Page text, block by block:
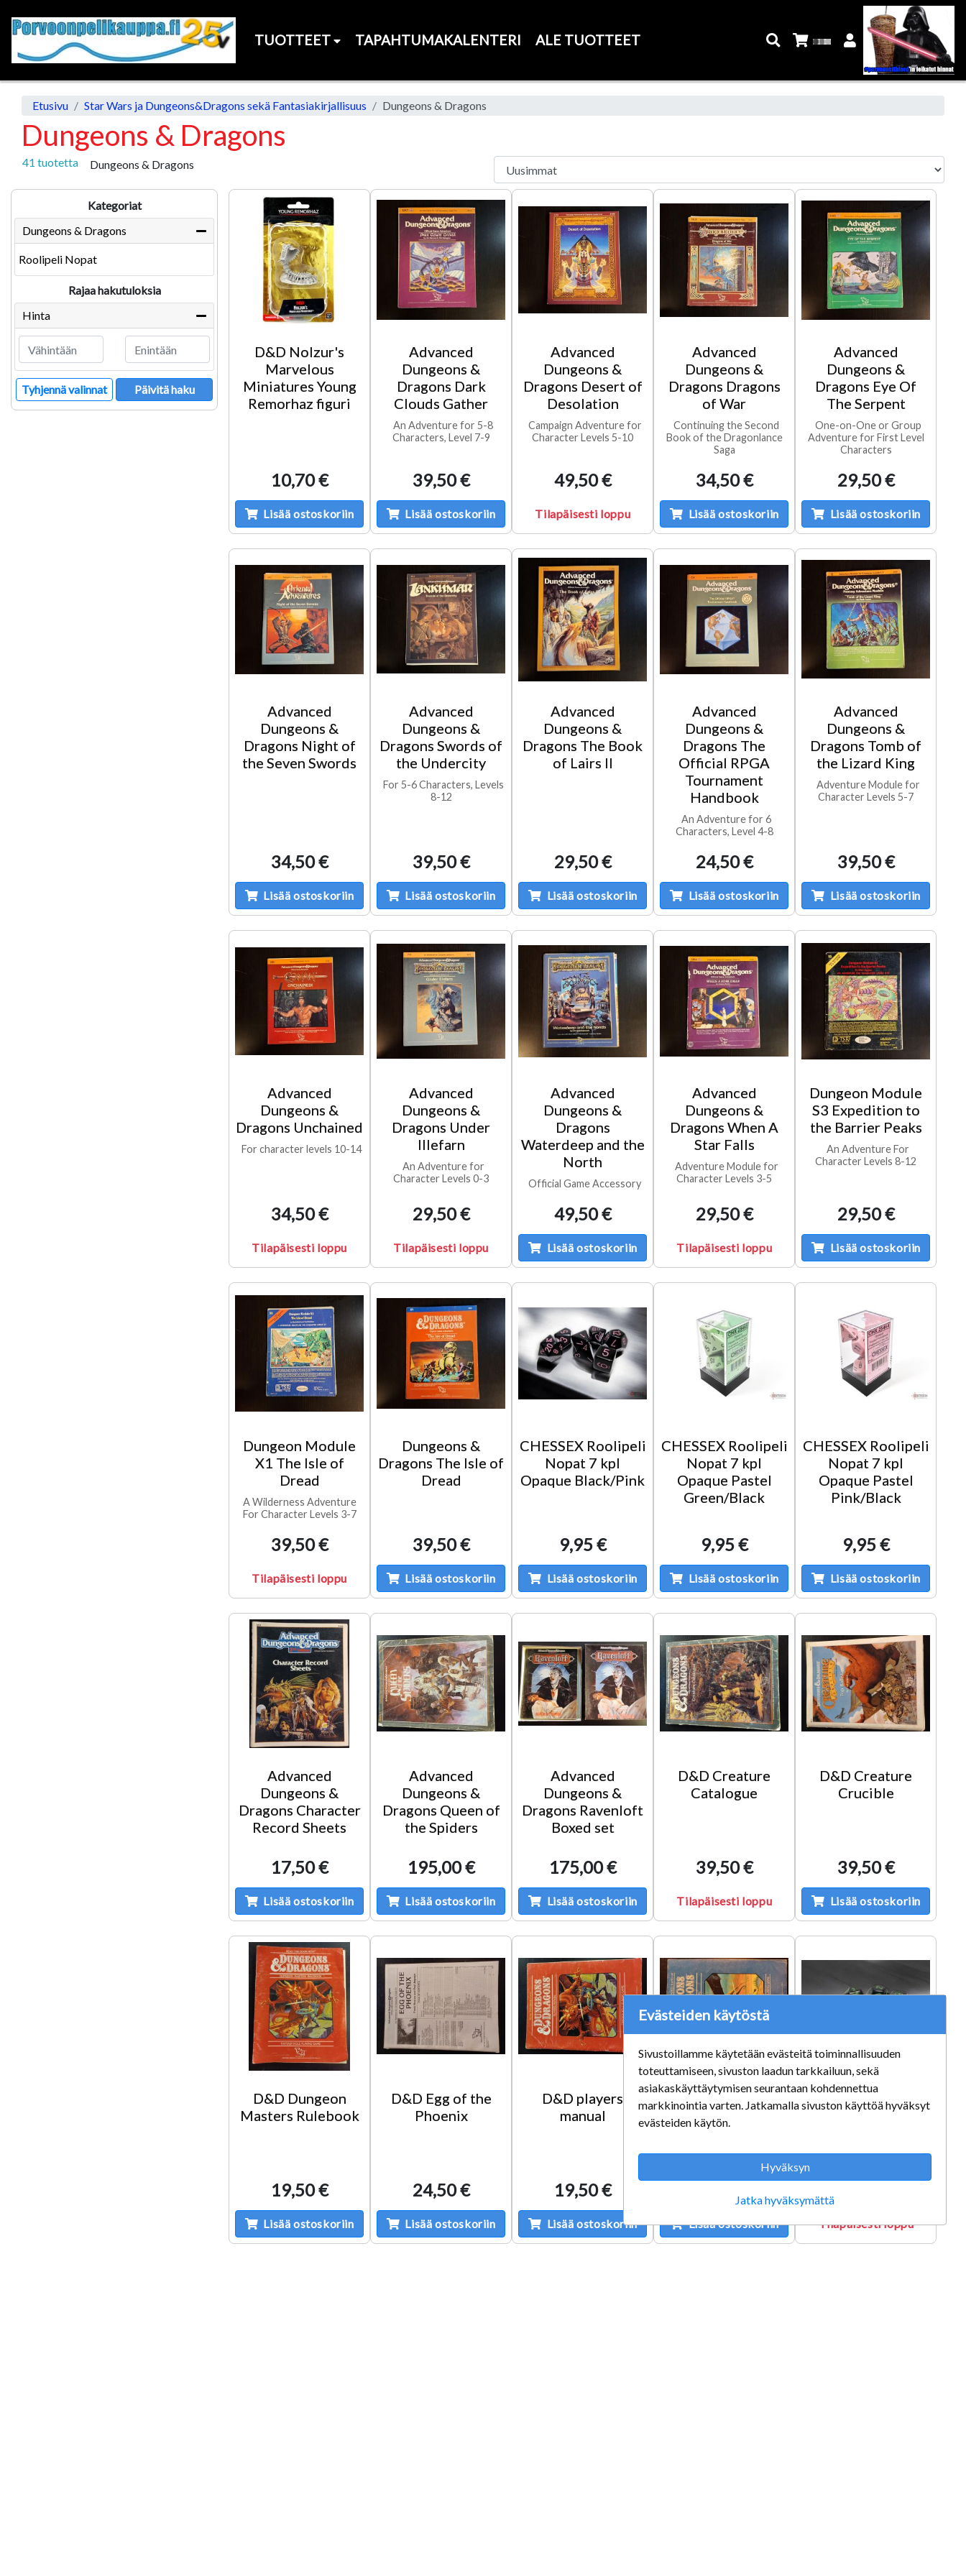
TUOTTEET TAPAHTUMAKALENTERI ALE TUOTTEET
Etusivu Star Wars ja Dungeons&Dragons sekä Fantasiakirjallisuus Dungeons & Dragons
Dungeons & Dragons
41 tuotetta Dungeons & Dragons
Kategoriat
Dungeons & Dragons
Roolipeli Nopat
Rajaa hakutuloksia
Hinta
Tyhjennä valinnat Päivitä haku
D&D Nolzur's
Marvelous
Miniatures Young
Remorhaz figuri
10,70 €
Lisää ostoskoriin
Advanced
Dungeons &
Dragons Dark
Clouds Gather
An Adventure for 5-8
Characters, Level 7-9
39,50 €
Lisää ostoskoriin
Advanced
Dungeons &
Dragons Desert of
Desolation
Campaign Adventure for
Character Levels 5-10
49,50 €
Tilapäisesti loppu
Advanced
Dungeons &
Dragons Dragons
of War
Continuing the Second
Book of the Dragonlance
Saga
34,50 €
Lisää ostoskoriin
Advanced
Dungeons &
Dragons Eye Of
The Serpent
One-on-One or Group
Adventure for First Level
Characters
29,50 €
Lisää ostoskoriin
Advanced
Dungeons &
Dragons Night of
the Seven Swords
34,50 €
Lisää ostoskoriin
Advanced
Dungeons &
Dragons Swords of
the Undercity
For 5-6 Characters, Levels
8-12
39,50 €
Lisää ostoskoriin
Advanced
Dungeons &
Dragons The Book
of Lairs II
29,50 €
Lisää ostoskoriin
Advanced
Dungeons &
Dragons The
Official RPGA
Tournament
Handbook
An Adventure for 6
Characters, Level 4-8
24,50 €
Lisää ostoskoriin
Advanced
Dungeons &
Dragons Tomb of
the Lizard King
Adventure Module for
Character Levels 5-7
39,50 €
Lisää ostoskoriin
Advanced
Dungeons &
Dragons Unchained
For character levels 10-14
34,50 €
Tilapäisesti loppu
Advanced
Dungeons &
Dragons Under
Illefarn
An Adventure for
Character Levels 0-3
29,50 €
Tilapäisesti loppu
Advanced
Dungeons &
Dragons
Waterdeep and the
North
Official Game Accessory
49,50 €
Lisää ostoskoriin
Advanced
Dungeons &
Dragons When A
Star Falls
Adventure Module for
Character Levels 3-5
29,50 €
Tilapäisesti loppu
Dungeon Module
S3 Expedition to
the Barrier Peaks
An Adventure For
Character Levels 8-12
29,50 €
Lisää ostoskoriin
Dungeon Module
X1 The Isle of
Dread
A Wilderness Adventure
For Character Levels 3-7
39,50 €
Tilapäisesti loppu
Dungeons &
Dragons The Isle of
Dread
39,50 €
Lisää ostoskoriin
CHESSEX Roolipeli
Nopat 7 kpl
Opaque Black/Pink
9,95 €
Lisää ostoskoriin
CHESSEX Roolipeli
Nopat 7 kpl
Opaque Pastel
Green/Black
9,95 €
Lisää ostoskoriin
CHESSEX Roolipeli
Nopat 7 kpl
Opaque Pastel
Pink/Black
9,95 €
Lisää ostoskoriin
Advanced
Dungeons &
Dragons Character
Record Sheets
17,50 €
Lisää ostoskoriin
Advanced
Dungeons &
Dragons Queen of
the Spiders
195,00 €
Lisää ostoskoriin
Advanced
Dungeons &
Dragons Ravenloft
Boxed set
175,00 €
Lisää ostoskoriin
D&D Creature
Catalogue
39,50 €
Tilapäisesti loppu
D&D Creature
Crucible
39,50 €
Lisää ostoskoriin
D&D Dungeon
Masters Rulebook
19,50 €
Lisää ostoskoriin
D&D Egg of the
Phoenix
24,50 €
Lisää ostoskoriin
D&D players
manual
19,50 €
Lisää ostoskoriin
Dungeons &
Dragons Expert
Rulebook
Lisää ostoskoriin
CHESSEX Roolipeli
Nopat 7 kpl
Black/Green
Tilapäisesti loppu
Evästeiden käytöstä
Sivustoillamme käytetään evästeitä toiminnallisuuden
toteuttamiseen, sivuston laadun tarkkailuun, sekä
asiakaskäyttäytymisen seurantaan kohdennettua
markkinointia varten. Jatkamalla sivuston käyttöä hyväksyt
evästeiden käytön.
Hyväksyn
Jatka hyväksymättä